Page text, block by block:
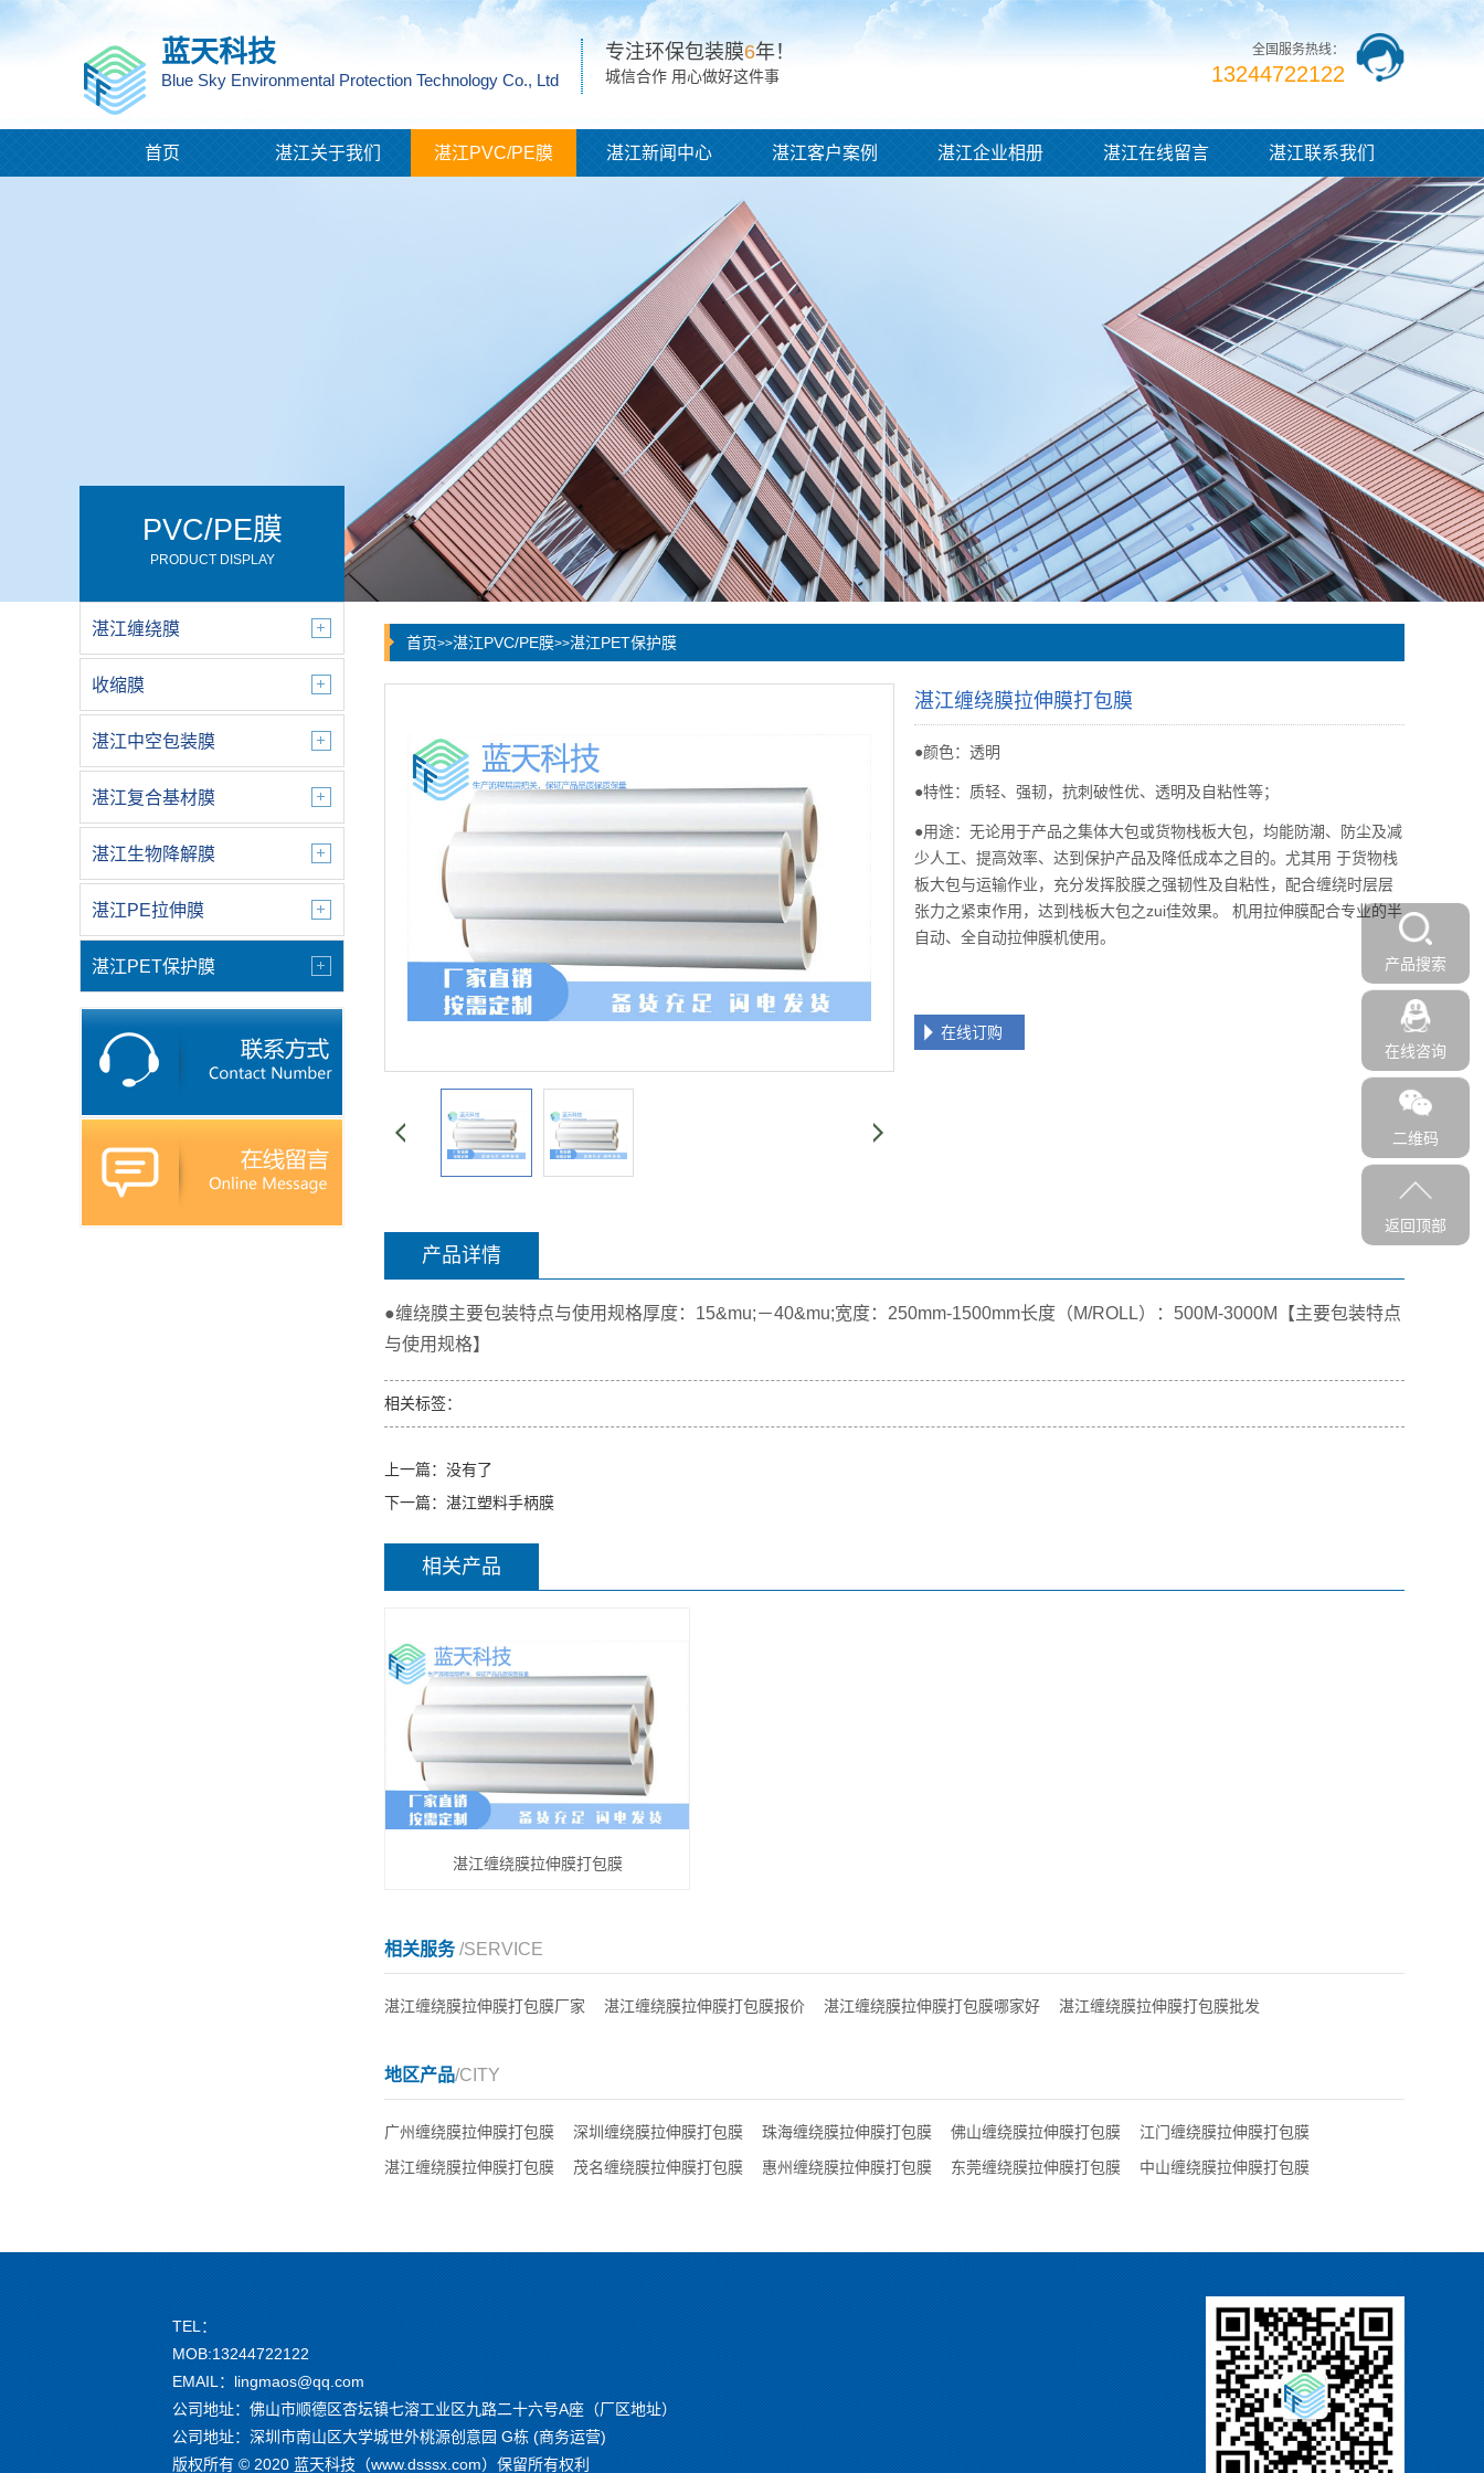
蓝天科技
Blue Sky Environmental Protection Technology Co., Ltd
专注环保包装膜6年！
城信合作 用心做好这件事
全国服务热线：
13244722122
首页 湛江关于我们 湛江PVC/PE膜 湛江新闻中心 湛江客户案例 湛江企业相册 湛江在线留言 湛江联系我们
PVC/PE膜
PRODUCT DISPLAY
湛江缠绕膜
收缩膜
湛江中空包装膜
湛江复合基材膜
湛江生物降解膜
湛江PE拉伸膜
湛江PET保护膜
首页>>湛江PVC/PE膜>>湛江PET保护膜
湛江缠绕膜拉伸膜打包膜
●颜色：透明
●特性：质轻、强韧，抗刺破性优、透明及自粘性等；
●用途：无论用于产品之集体大包或货物栈板大包，均能防潮、防尘及减
少人工、提高效率、达到保护产品及降低成本之目的。尤其用 于货物栈
板大包与运输作业，充分发挥胶膜之强韧性及自粘性，配合缠绕时层层
张力之紧束作用，达到栈板大包之zui佳效果。 机用拉伸膜配合专业的半
自动、全自动拉伸膜机使用。
在线订购
产品详情
●缠绕膜主要包装特点与使用规格厚度： 15&mu;－40&mu;宽度：250mm-1500mm长度（M/ROLL）：500M-3000M
【主要包装特点
与使用规格】
相关标签：
上一篇：没有了
下一篇： 湛江塑料手柄膜
相关产品
湛江缠绕膜拉伸膜打包膜
相关服务/SERVICE
湛江缠绕膜拉伸膜打包膜厂家 湛江缠绕膜拉伸膜打包膜报价 湛江缠绕膜拉伸膜打包膜哪家好 湛江缠绕膜拉伸膜打包膜批发
地区产品/CITY
广州缠绕膜拉伸膜打包膜 深圳缠绕膜拉伸膜打包膜 珠海缠绕膜拉伸膜打包膜 佛山缠绕膜拉伸膜打包膜
江门缠绕膜拉伸膜打包膜
湛江缠绕膜拉伸膜打包膜
茂名缠绕膜拉伸膜打包膜 惠州缠绕膜拉伸膜打包膜 东莞缠绕膜拉伸膜打包膜 中山缠绕膜拉伸膜打包膜
TEL：
MOB:13244722122
EMAIL：lingmaos@qq.com
公司地址：佛山市顺德区杏坛镇七溶工业区九路二十六号A座（厂区地址）
公司地址：深圳市南山区大学城世外桃源创意园 G栋 (商务运营)
版权所有 © 2020 蓝天科技（www.dsssx.com）保留所有权利
产品搜索
在线咨询
二维码
返回顶部